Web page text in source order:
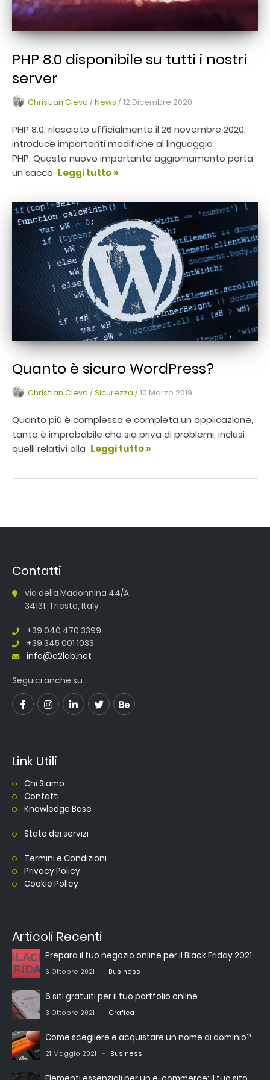
PHP 8.0 disponibile su tutti i nostri
server
Christian Cleva /News /12 Dicembre 2020
PHP 8.0, rilasciato ufficialmente il 26 novembre 2020,
introduce importanti modifiche al linguaggio
PHP. Questo nuovo importante aggiornamento porta
un sacco Leggi tutto »
Quanto è sicuro WordPress?
Christian Cleva /Sicurezza /10 Marzo 2019
Quanto più è complessa e completa un applicazione,
tanto è improbabile che sia priva di problemi, inclusi
quelli relativi alla Leggi tutto »
Contatti
via della Madonnina 44/A
34131, Trieste, Italy
+39 040 470 3399
+39 345 001 1033
info@c2lab.net
Seguici anche su...
Link Utili
Chi Siamo
Contatti
Knowledge Base
Stato dei servizi
Termini e Condizioni
Privacy Policy
Cookie Policy
Articoli Recenti
Prepara il tuo negozio online per il Black Friday 2021
6 Ottobre 2021 Business
6 siti gratuiti per il tuo portfolio online
3 Ottobre 2021 Grafica
Come scegliere e acquistare un nome di dominio?
21 Maggio 2021 Business